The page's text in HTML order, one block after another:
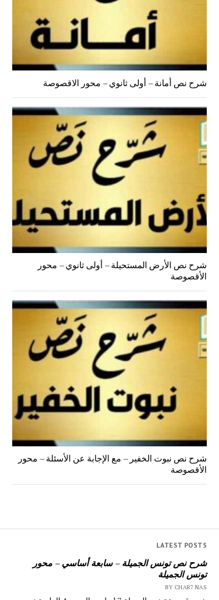
LATEST POSTS
شرح نص تونس الجميلة – سابعة أساسي – محور
تونس الجميلة
BY CHAR7 NAS
شرح نص أمانة – أولى ثانوي – محور الاقصوصة
شرح نص الأرض المستحيلة – أولى ثانوي – محور
الأقصوصة
شرح نص نبوت الخفير – مع الإجابة عن الأسئلة – محور
الأقصوصة